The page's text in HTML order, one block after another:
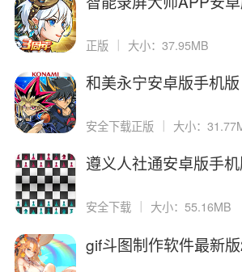
正版 ｜ 大小：37.95MB
和美永宁安卓版手机版
安全下载正版 大小：
遵义人社通安卓版手
安全下载 大小：55.16MB
gif斗图制作软件最新